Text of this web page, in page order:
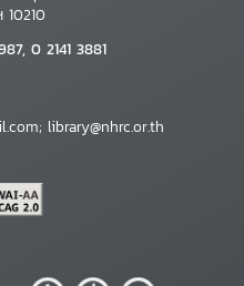
10210
0 2141 3881
library@nhrc.or.th